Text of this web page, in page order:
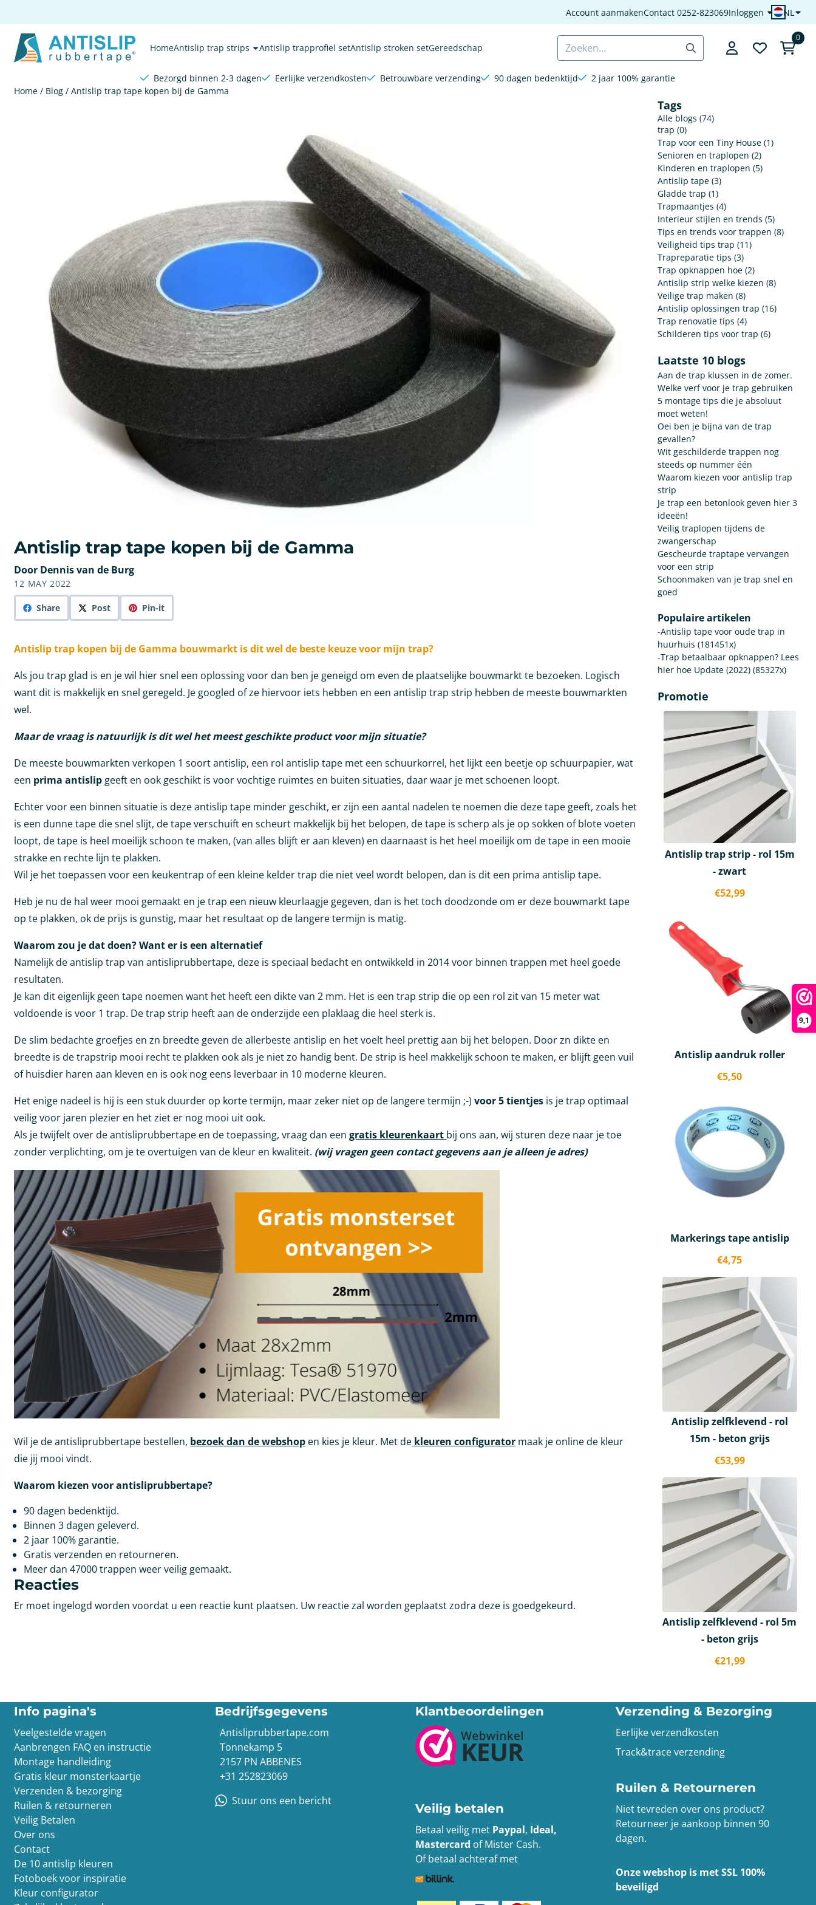
9,1
Account aanmakenContact 0252-823069Inloggen NL
HomeAntislip trap strips Antislip trapprofiel setAntislip stroken setGereedschap Zoeken 0
Bezorgd binnen 2-3 dagen Eerlijke verzendkosten Betrouwbare verzending 90 dagen bedenktijd
2 jaar 100% garantie
Home / Blog / Antislip trap tape kopen bij de Gamma
Antislip trap tape kopen bij de Gamma
Door Dennis van de Burg
12 MAY 2022
Share Post Pin-it
Antislip trap kopen bij de Gamma bouwmarkt is dit wel de beste keuze voor mijn trap?
Als jou trap glad is en je wil hier snel een oplossing voor dan ben je geneigd om even de plaatselijke bouwmarkt te bezoeken. Logisch
want dit is makkelijk en snel geregeld. Je googled of ze hiervoor iets hebben en een antislip trap strip hebben de meeste bouwmarkten
wel.
Maar de vraag is natuurlijk is dit wel het meest geschikte product voor mijn situatie?
De meeste bouwmarkten verkopen 1 soort antislip, een rol antislip tape met een schuurkorrel, het lijkt een beetje op schuurpapier, wat
een prima antislip geeft en ook geschikt is voor vochtige ruimtes en buiten situaties, daar waar je met schoenen loopt.
Echter voor een binnen situatie is deze antislip tape minder geschikt, er zijn een aantal nadelen te noemen die deze tape geeft, zoals het
is een dunne tape die snel slijt, de tape verschuift en scheurt makkelijk bij het belopen, de tape is scherp als je op sokken of blote voeten
loopt, de tape is heel moeilijk schoon te maken, (van alles blijft er aan kleven) en daarnaast is het heel moeilijk om de tape in een mooie
strakke en rechte lijn te plakken.
Wil je het toepassen voor een keukentrap of een kleine kelder trap die niet veel wordt belopen, dan is dit een prima antislip tape.
Heb je nu de hal weer mooi gemaakt en je trap een nieuw kleurlaagje gegeven, dan is het toch doodzonde om er deze bouwmarkt tape
op te plakken, ok de prijs is gunstig, maar het resultaat op de langere termijn is matig.
Waarom zou je dat doen? Want er is een alternatief
Namelijk de antislip trap van antisliprubbertape, deze is speciaal bedacht en ontwikkeld in 2014 voor binnen trappen met heel goede
resultaten.
Je kan dit eigenlijk geen tape noemen want het heeft een dikte van 2 mm. Het is een trap strip die op een rol zit van 15 meter wat
voldoende is voor 1 trap. De trap strip heeft aan de onderzijde een plaklaag die heel sterk is.
De slim bedachte groefjes en zn breedte geven de allerbeste antislip en het voelt heel prettig aan bij het belopen. Door zn dikte en
breedte is de trapstrip mooi recht te plakken ook als je niet zo handig bent. De strip is heel makkelijk schoon te maken, er blijft geen vuil
of huisdier haren aan kleven en is ook nog eens leverbaar in 10 moderne kleuren.
Het enige nadeel is hij is een stuk duurder op korte termijn, maar zeker niet op de langere termijn ;-)voor 5 tientjes is je trap optimaal
veilig voor jaren plezier en het ziet er nog mooi uit ook.
Als je twijfelt over de antisliprubbertape en de toepassing, vraag dan eengratis kleurenkaart bij ons aan, wij sturen deze naar je toe
zonder verplichting, om je te overtuigen van de kleur en kwaliteit. (wij vragen geen contact gegevens aan je alleen je adres)
Wil je de antisliprubbertape bestellen, bezoek dan de webshop en kies je kleur. Met de kleuren configurator maak je online de kleur
die jij mooi vindt.
Waarom kiezen voor antisliprubbertape?
90 dagen bedenktijd.
Binnen 3 dagen geleverd.
2 jaar 100% garantie.
Gratis verzenden en retourneren.
Meer dan 47000 trappen weer veilig gemaakt.
Reacties
Er moet ingelogd worden voordat u een reactie kunt plaatsen. Uw reactie zal worden geplaatst zodra deze is goedgekeurd.
Tags
Alle blogs (74)
trap (0)
Trap voor een Tiny House (1)
Senioren en traplopen (2)
Kinderen en traplopen (5)
Antislip tape (3)
Gladde trap (1)
Trapmaantjes (4)
Interieur stijlen en trends (5)
Tips en trends voor trappen (8)
Veiligheid tips trap (11)
Trapreparatie tips (3)
Trap opknappen hoe (2)
Antislip strip welke kiezen (8)
Veilige trap maken (8)
Antislip oplossingen trap (16)
Trap renovatie tips (4)
Schilderen tips voor trap (6)
Laatste 10 blogs
Aan de trap klussen in de zomer.
Welke verf voor je trap gebruiken
5 montage tips die je absoluut
moet weten!
Oei ben je bijna van de trap
gevallen?
Wit geschilderde trappen nog
steeds op nummer één
Waarom kiezen voor antislip trap
strip
Je trap een betonlook geven hier 3
ideeën!
Veilig traplopen tijdens de
zwangerschap
Gescheurde traptape vervangen
voor een strip
Schoonmaken van je trap snel en
goed
Populaire artikelen
-Antislip tape voor oude trap in
huurhuis (181451x)
-Trap betaalbaar opknappen? Lees
hier hoe Update (2022) (85327x)
Promotie
Antislip trap strip - rol 15m
- zwart
€52,99
Antislip aandruk roller
€5,50
Markerings tape antislip
€4,75
Antislip zelfklevend - rol
15m - beton grijs
€53,99
Antislip zelfklevend - rol 5m
- beton grijs
€21,99
Info pagina's
Veelgestelde vragen
Aanbrengen FAQ en instructie
Montage handleiding
Gratis kleur monsterkaartje
Verzenden & bezorging
Ruilen & retourneren
Veilig Betalen
Over ons
Contact
De 10 antislip kleuren
Fotoboek voor inspiratie
Kleur configurator
Bedrijfsgegevens
Antisliprubbertape.com
Tonnekamp 5
2157 PN ABBENES
+31 252823069
Stuur ons een bericht
Klantbeoordelingen
Veilig betalen
Betaal veilig met Paypal, Ideal,
Mastercard of Mister Cash.
Of betaal achteraf met
Verzending & Bezorging
Eerlijke verzendkosten
Track&trace verzending
Ruilen & Retourneren
Niet tevreden over ons product?
Retourneer je aankoop binnen 90
dagen.
Onze webshop is met SSL 100%
beveiligd